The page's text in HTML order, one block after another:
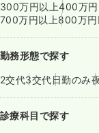
300万円以上400万円
700万円以上800万円
勤務形態で探す
2交代3交代日勤のみ
診療科目で探す